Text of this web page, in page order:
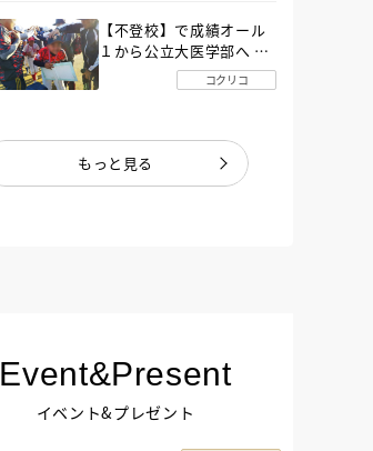
【不登校】で成績オール
１から公立大医学部へ 中
２で起立性調節障害「治
るまで３年」の診断 その
コクリコ
もっと見る
Event&Present
イベント&プレゼント